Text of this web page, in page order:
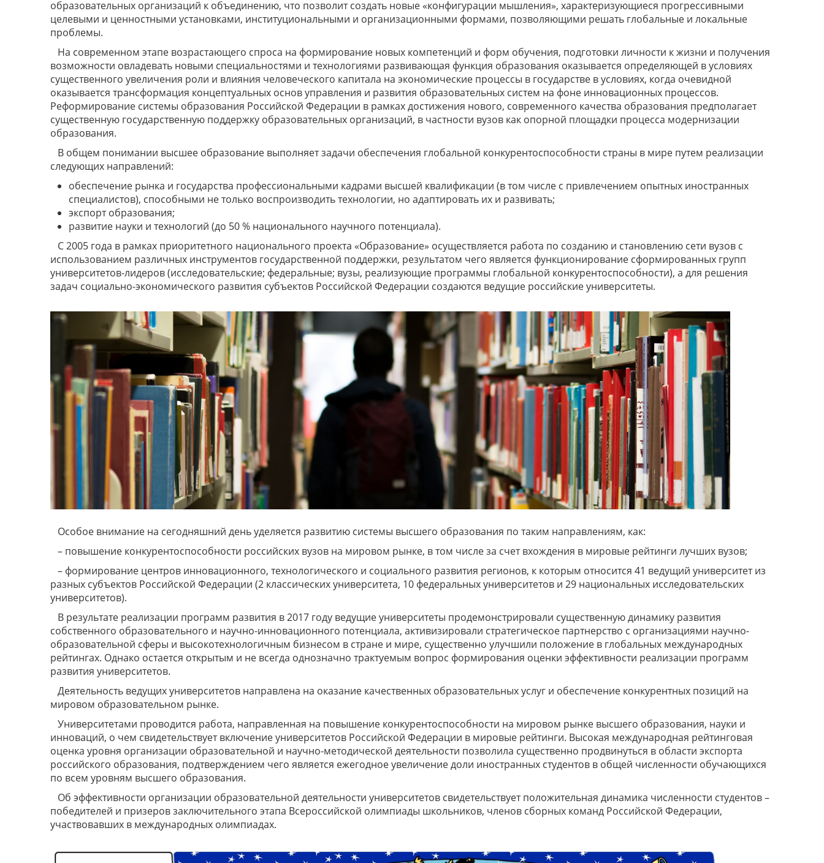
образовательных организаций к объединению, что позволит создать новые «конфигурации мышления», характеризующиеся прогрессивными
целевыми и ценностными установками, институциональными и организационными формами, позволяющими решать глобальные и локальные
проблемы.
На современном этапе возрастающего спроса на формирование новых компетенций и форм обучения, подготовки личности к жизни и получения
возможности овладевать новыми специальностями и технологиями развивающая функция образования оказывается определяющей в условиях
существенного увеличения роли и влияния человеческого капитала на экономические процессы в государстве в условиях, когда очевидной
оказывается трансформация концептуальных основ управления и развития образовательных систем на фоне инновационных процессов.
Реформирование системы образования Российской Федерации в рамках достижения нового, современного качества образования предполагает
существенную государственную поддержку образовательных организаций, в частности вузов как опорной площадки процесса модернизации
образования.
В общем понимании высшее образование выполняет задачи обеспечения глобальной конкурентоспособности страны в мире путем реализации
следующих направлений:
обеспечение рынка и государства профессиональными кадрами высшей квалификации (в том числе с привлечением опытных иностранных
специалистов), способными не только воспроизводить технологии, но адаптировать их и развивать;
экспорт образования;
развитие науки и технологий (до 50 % национального научного потенциала).
С 2005 года в рамках приоритетного национального проекта «Образование» осуществляется работа по созданию и становлению сети вузов с
использованием различных инструментов государственной поддержки, результатом чего является функционирование сформированных групп
университетов-лидеров (исследовательские; федеральные; вузы, реализующие программы глобальной конкурентоспособности), а для решения
задач социально-экономического развития субъектов Российской Федерации создаются ведущие российские университеты.
Особое внимание на сегодняшний день уделяется развитию системы высшего образования по таким направлениям, как:
– повышение конкурентоспособности российских вузов на мировом рынке, в том числе за счет вхождения в мировые рейтинги лучших вузов;
– формирование центров инновационного, технологического и социального развития регионов, к которым относится 41 ведущий университет из
разных субъектов Российской Федерации (2 классических университета, 10 федеральных университетов и 29 национальных исследовательских
университетов).
В результате реализации программ развития в 2017 году ведущие университеты продемонстрировали существенную динамику развития
собственного образовательного и научно-инновационного потенциала, активизировали стратегическое партнерство с организациями научно-
образовательной сферы и высокотехнологичным бизнесом в стране и мире, существенно улучшили положение в глобальных международных
рейтингах. Однако остается открытым и не всегда однозначно трактуемым вопрос формирования оценки эффективности реализации программ
развития университетов.
Деятельность ведущих университетов направлена на оказание качественных образовательных услуг и обеспечение конкурентных позиций на
мировом образовательном рынке.
Университетами проводится работа, направленная на повышение конкурентоспособности на мировом рынке высшего образования, науки и
инноваций, о чем свидетельствует включение университетов Российской Федерации в мировые рейтинги. Высокая международная рейтинговая
оценка уровня организации образовательной и научно-методической деятельности позволила существенно продвинуться в области экспорта
российского образования, подтверждением чего является ежегодное увеличение доли иностранных студентов в общей численности обучающихся
по всем уровням высшего образования.
Об эффективности организации образовательной деятельности университетов свидетельствует положительная динамика численности студентов –
победителей и призеров заключительного этапа Всероссийской олимпиады школьников, членов сборных команд Российской Федерации,
участвовавших в международных олимпиадах.